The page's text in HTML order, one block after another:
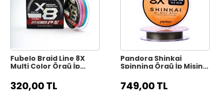
Fubelo Braid Line 8X
Multi Color Örgü İp
320,00 TL
Pandora Shinkai
Spinning Örgü İp Misina
Green
749,00 TL